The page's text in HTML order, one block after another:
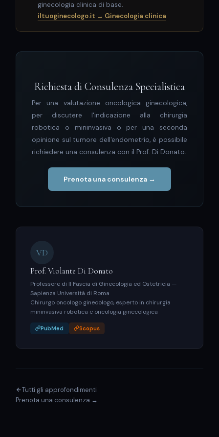
ginecologia clinica di base.
iltuoginecologo.it → Ginecologia clinica
Richiesta di Consulenza Specialistica
Per una valutazione oncologica ginecologica,
per discutere l'indicazione alla chirurgia
robotica o mininvasiva o per una seconda
opinione sul tumore dell'endometrio, è possibile
richiedere una consulenza con il Prof. Di Donato.
Prenota una consulenza →
VD
Prof. Violante Di Donato
Professore di II Fascia di Ginecologia ed Ostetricia —
Sapienza Università di Roma
Chirurgo oncologo ginecologo, esperto in chirurgia
mininvasiva robotica e oncologia ginecologica
PubMed Scopus
Tutti gli approfondimenti
Prenota una consulenza →